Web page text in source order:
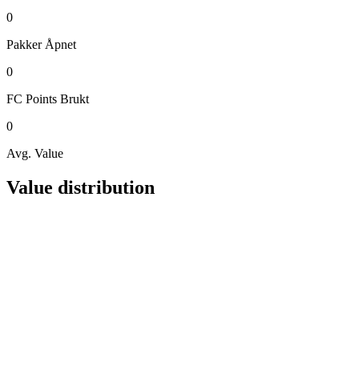
0
Pakker Åpnet
0
FC Points Brukt
0
Avg. Value
Value distribution